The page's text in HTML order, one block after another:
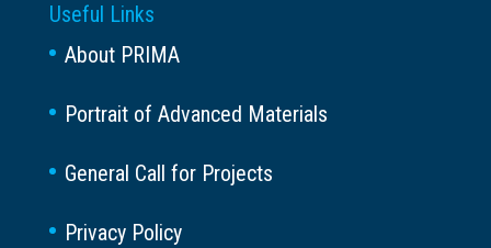
Useful Links
About PRIMA
Portrait of Advanced Materials
General Call for Projects
Privacy Policy